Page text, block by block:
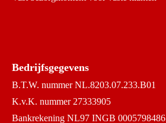
Bedrijfsgegevens
B.T.W. nummer NL.8203.07.233.B01
K.v.K. nummer 27333905
Bankrekening NL97 INGB 0005798486